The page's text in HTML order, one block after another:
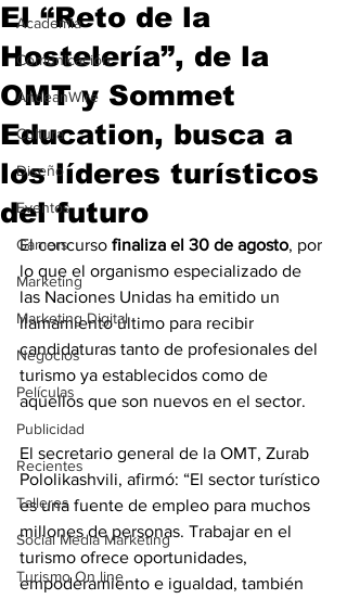
Academia
Comunicación
AndeanWire
Cultura
Diseño
Eventos
Gamers
Marketing
Marketing Digital
Negocios
Películas
Publicidad
Recientes
Talleres
Social Media Marketing
Turismo On line
El “Reto de la
Hostelería”, de la
OMT y Sommet
Education, busca a
los líderes turísticos
del futuro
El concurso finaliza el 30 de agosto, por
lo que el organismo especializado de
las Naciones Unidas ha emitido un
llamamiento último para recibir
candidaturas tanto de profesionales del
turismo ya establecidos como de
aquellos que son nuevos en el sector.
El secretario general de la OMT, Zurab
Pololikashvili, afirmó: “El sector turístico
es una fuente de empleo para muchos
millones de personas. Trabajar en el
turismo ofrece oportunidades,
empoderamiento e igualdad, también